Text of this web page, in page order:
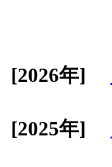
[2026年]
[2025年]